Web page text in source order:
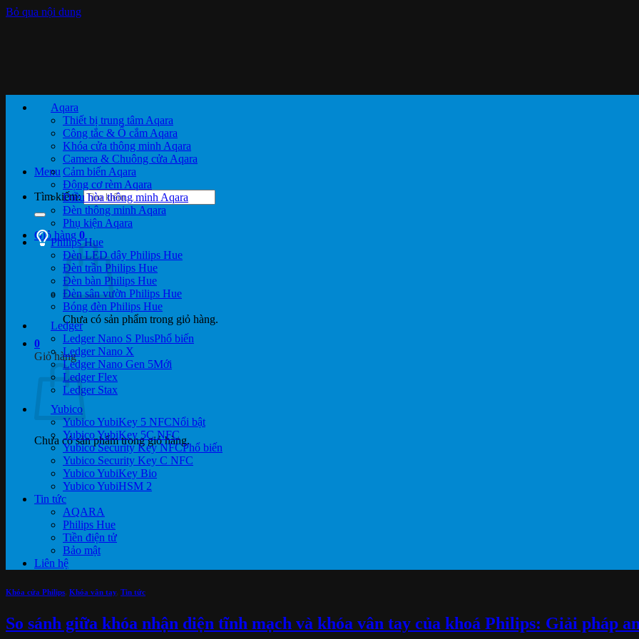
Bỏ qua nội dung
Menu
Tìm kiếm:
Giỏ hàng 0
Chưa có sản phẩm trong giỏ hàng.
0
Giỏ hàng
Chưa có sản phẩm trong giỏ hàng.
Aqara
Thiết bị trung tâm Aqara
Công tắc & Ổ cắm Aqara
Khóa cửa thông minh Aqara
Camera & Chuông cửa Aqara
Cảm biến Aqara
Động cơ rèm Aqara
Điều hòa thông minh Aqara
Đèn thông minh Aqara
Phụ kiện Aqara
Philips Hue
Đèn LED dây Philips Hue
Đèn trần Philips Hue
Đèn bàn Philips Hue
Đèn sân vườn Philips Hue
Bóng đèn Philips Hue
Ledger
Ledger Nano S Plus
Ledger Nano X
Ledger Nano Gen 5
Ledger Flex
Ledger Stax
Yubico
Yubico YubiKey 5 NFC
Yubico YubiKey 5C NFC
Yubico Security Key NFC
Yubico Security Key C NFC
Yubico YubiKey Bio
Yubico YubiHSM 2
Tin tức
AQARA
Philips Hue
Tiền điện tử
Bảo mật
Liên hệ
Khóa cửa Philips Khóa vân tay, Tin tức
So sánh giữa khóa nhận diện tĩnh mạch và khóa vân tay của khoá Philips: Giải pháp